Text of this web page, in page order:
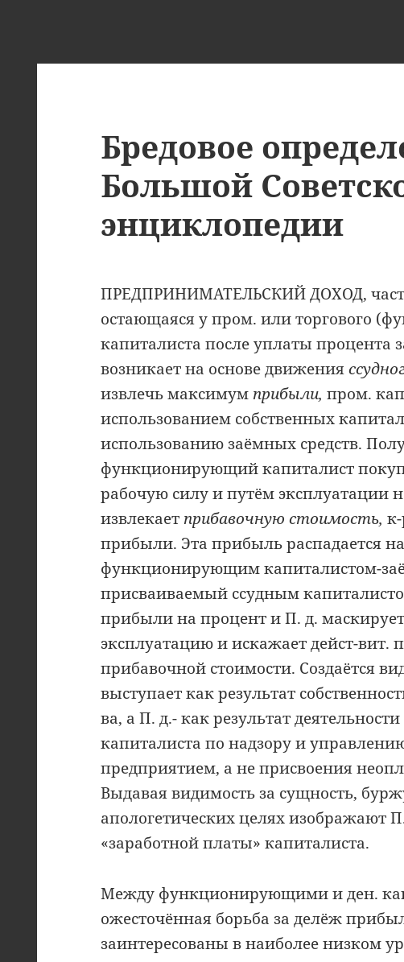
Бредовое
Большой
энциклопедии
ПРЕДПРИНИМАТЕЛЬСКИЙ ДОХОД,
остающаяся у пром. или торгового
капиталиста после уплаты процента
возникает на основе движения
извлечь максимум прибыли,пром.
использованием собственных
использованию заёмных средств.
функционирующий капиталист
рабочую силу и путём эксплуатации
извлекает прибавочную стоимость,
прибыли. Эта прибыль распадается
функционирующим капиталистом-
присваиваемый ссудным
прибыли на процент и П. д.
эксплуатацию и искажает дейст-вит.
прибавочной стоимости. Создаётся
выступает как результат
ва, а П. д.- как результат
капиталиста по надзору и
предприятием, а не присвоения
Выдавая видимость за сущность,
апологетических целях изображают
«заработной платы» капиталиста.
Между функционирующими и ден.
ожесточённая борьба за делёж
заинтересованы в наиболее низком